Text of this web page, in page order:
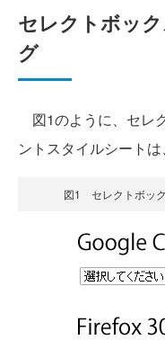
セレクトボッ
グ
図1のように、セレ
ントスタイルシート
図1 セレクトボック